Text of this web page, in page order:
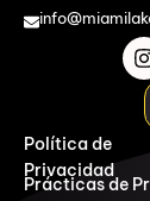
Política de
Privacidad
Prácticas de